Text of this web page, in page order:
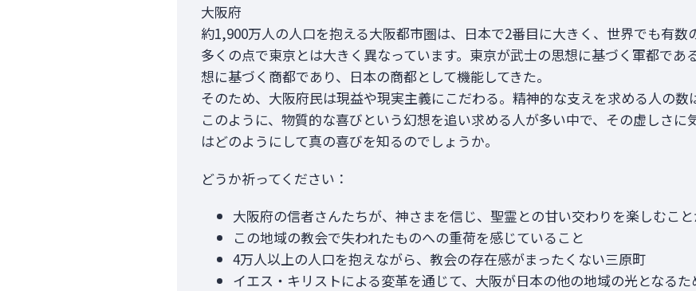
大阪府
約1,900万人の人口を抱える大阪都市圏は、日本で2番目に大きく、世界でも有数
多くの点で東京とは大きく異なっています。東京が武士の思想に基づく軍都であ
想に基づく商都であり、日本の商都として機能してきた。
そのため、大阪府民は現益や現実主義にこだわる。精神的な支えを求める人の数
このように、物質的な喜びという幻想を追い求める人が多い中で、その虚しさに
はどのようにして真の喜びを知るのでしょうか。
どうか祈ってください：
大阪府の信者さんたちが、神さまを信じ、聖霊との甘い交わりを楽しむこと
この地域の教会で失われたものへの重荷を感じていること
4万人以上の人口を抱えながら、教会の存在感がまったくない三原町
イエス・キリストによる変革を通じて、大阪が日本の他の地域の光となるた